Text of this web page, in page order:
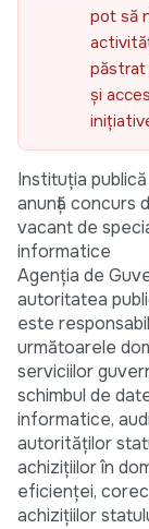
pot să
păstrat
și
Instituția
anunță concurs
vacant de
informatice
Agenția de
autoritatea
este
următoarele
serviciilor
schimbul de
informatice,
autorităților
achizițiilor în
eficienței,
achizițiilor